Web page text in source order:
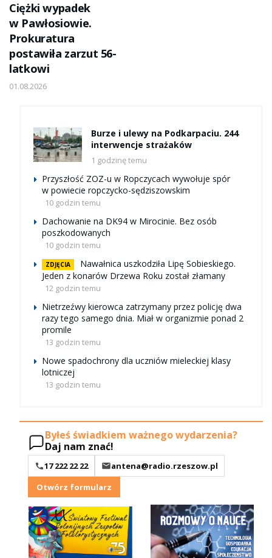
Ciężki wypadek
w Pawłosiowie.
Prokuratura
postawiła zarzut 56-
latkowi
01.08.2026
Burze i ulewy na Podkarpaciu. 244
interwencje strażaków
1 godzinę temu
Przyszłość ZOZ-u w Ropczycach wywołuje spór
w powiecie ropczycko-sędziszowskim
10 godzin temu
Dachowanie na DK94 w Mirocinie. Bez osób
poszkodowanych
10 godzin temu
ZDJĘCIA
Nawałnica uszkodziła Lipę Sobieskiego.
Jeden z konarów Drzewa Roku został złamany
12 godzin temu
Nietrzeźwy kierowca zatrzymany przez policję dwa
razy tego samego dnia. Miał w organizmie ponad 2
promile
13 godzin temu
Nowe spadochrony dla uczniów mieleckiej klasy
lotniczej
13 godzin temu
Byłeś świadkiem ważnego wydarzenia?
Daj nam znać!
17 222 22 22
antena@radio.rzeszow.pl
Otwórz formularz